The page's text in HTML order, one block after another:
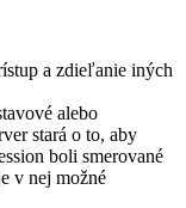
a zdieľanie iných
alebo
stará o to, aby
boli smerované
v nej možné